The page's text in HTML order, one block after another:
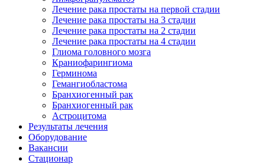
Лечение рака простаты на первой стадии
Лечение рака простаты на 3 стадии
Лечение рака простаты на 2 стадии
Лечение рака простаты на 4 стадии
Глиома головного мозга
Краниофарингиома
Герминома
Гемангиобластома
Бранхиогенный рак
Бранхиогенный рак
Астроцитома
Результаты лечения
Оборудование
Вакансии
Стационар